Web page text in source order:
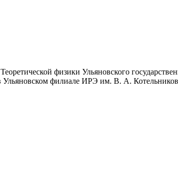
физики Ульяновского
в Ульяновском филиале ИРЭ им. В. А.